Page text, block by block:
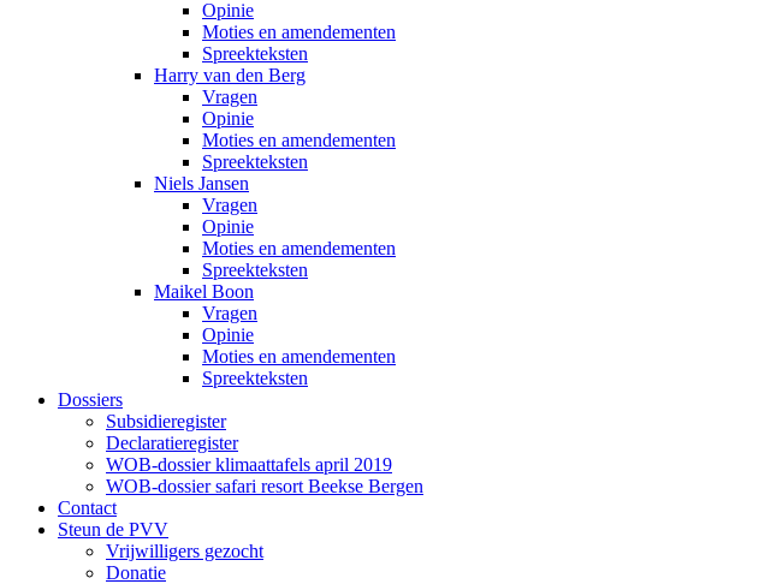
Opinie
Moties en amendementen
Spreekteksten
Harry van den Berg
Vragen
Opinie
Moties en amendementen
Spreekteksten
Niels Jansen
Vragen
Opinie
Moties en amendementen
Spreekteksten
Maikel Boon
Vragen
Opinie
Moties en amendementen
Spreekteksten
Dossiers
Subsidieregister
Declaratieregister
WOB-dossier klimaattafels april 2019
WOB-dossier safari resort Beekse Bergen
Contact
Steun de PVV
Vrijwilligers gezocht
Donatie